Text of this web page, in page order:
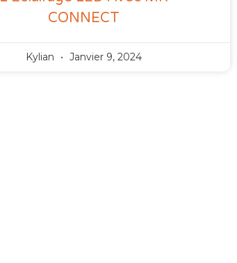
CONNECT
Kylian Janvier 9, 2024